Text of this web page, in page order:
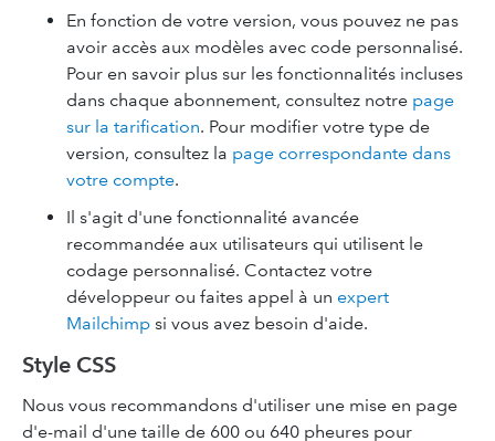
En fonction de votre version, vous pouvez ne pas
avoir accès aux modèles avec code personnalisé.
Pour en savoir plus sur les fonctionnalités incluses
dans chaque abonnement, consultez notre page
sur la tarification. Pour modifier votre type de
version, consultez la page correspondante dans
votre compte.
Il s'agit d'une fonctionnalité avancée
recommandée aux utilisateurs qui utilisent le
codage personnalisé. Contactez votre
développeur ou faites appel à un expert
Mailchimp si vous avez besoin d'aide.
Style CSS
Nous vous recommandons d'utiliser une mise en page
d'e-mail d'une taille de 600 ou 640 pheures pour